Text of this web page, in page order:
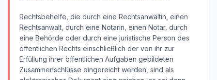
Rechtsbehelfe, die durch eine Rechtsanwältin, einen
Rechtsanwalt, durch eine Notarin, einen Notar, durch
eine Behörde oder durch eine juristische Person des
öffentlichen Rechts einschließlich der von ihr zur
Erfüllung ihrer öffentlichen Aufgaben gebildeten
Zusammenschlüsse eingereicht werden, sind als